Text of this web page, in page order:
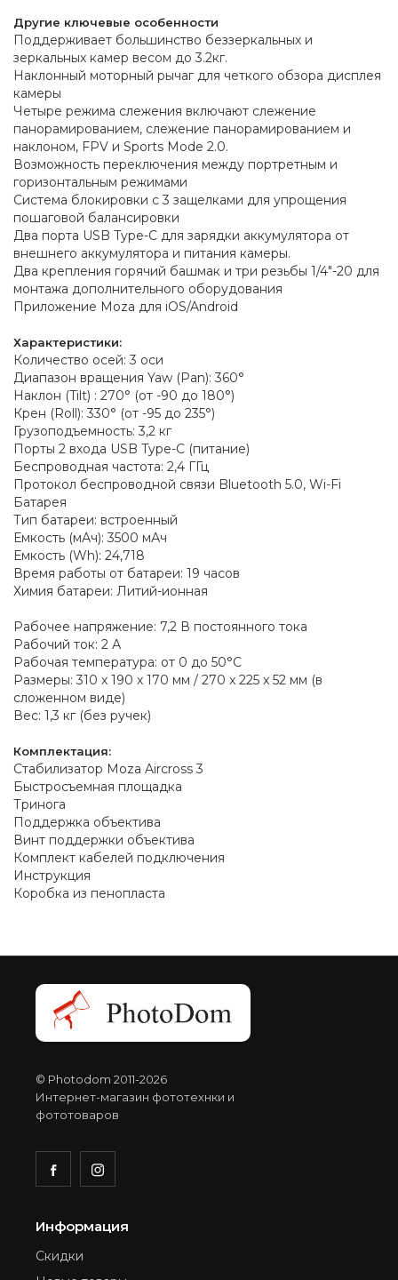
Другие ключевые особенности
Поддерживает большинство беззеркальных и
зеркальных камер весом до 3.2кг.
Наклонный моторный рычаг для четкого обзора дисплея
камеры
Четыре режима слежения включают слежение
панорамированием, слежение панорамированием и
наклоном, FPV и Sports Mode 2.0.
Возможность переключения между портретным и
горизонтальным режимами
Система блокировки с 3 защелками для упрощения
пошаговой балансировки
Два порта USB Type-C для зарядки аккумулятора от
внешнего аккумулятора и питания камеры.
Два крепления горячий башмак и три резьбы 1/4"-20 для
монтажа дополнительного оборудования
Приложение Moza для iOS/Android
Характеристики:
Количество осей: 3 оси
Диапазон вращения Yaw (Pan): 360°
Наклон (Tilt) : 270° (от -90 до 180°)
Крен (Roll): 330° (от -95 до 235°)
Грузоподъемность: 3,2 кг
Порты 2 входа USB Type-C (питание)
Беспроводная частота: 2,4 ГГц
Протокол беспроводной связи Bluetooth 5.0, Wi-Fi
Батарея
Тип батареи: встроенный
Емкость (мАч): 3500 мАч
Емкость (Wh): 24,718
Время работы от батареи: 19 часов
Химия батареи: Литий-ионная
Рабочее напряжение: 7,2 В постоянного тока
Рабочий ток: 2 А
Рабочая температура: от 0 до 50°C
Размеры: 310 х 190 х 170 мм / 270 x 225 x 52 мм (в
сложенном виде)
Вес: 1,3 кг (без ручек)
Комплектация:
Стабилизатор Moza Aircross 3
Быстросъемная площадка
Тринога
Поддержка объектива
Винт поддержки объектива
Комплект кабелей подключения
Инструкция
Коробка из пенопласта
© Photodom 2011-2026
Интернет-магазин фототехнки и
фототоваров
Информация
Скидки